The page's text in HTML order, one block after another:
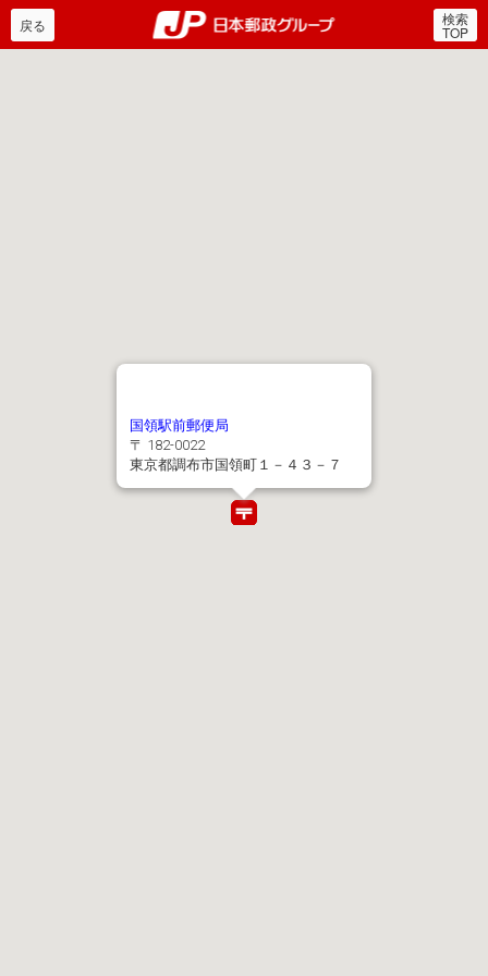
郵便局・日本郵政グルー
戻る 検索
TOP
国領駅前郵便局
〒 182-0022
東京都調布市国領町１－４３－７